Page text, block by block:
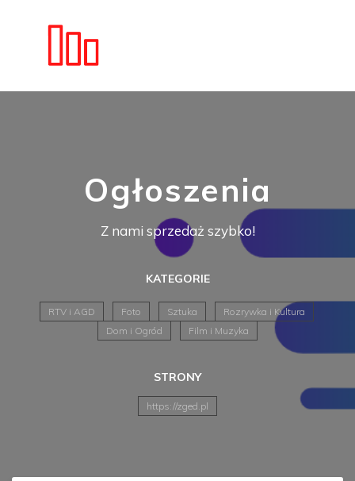
Ogłoszenia
Z nami sprzedaż szybko!
KATEGORIE
RTV i AGD Foto Sztuka
Rozrywka i Kultura
Dom i Ogród
Film i Muzyka
STRONY
https://zged.pl